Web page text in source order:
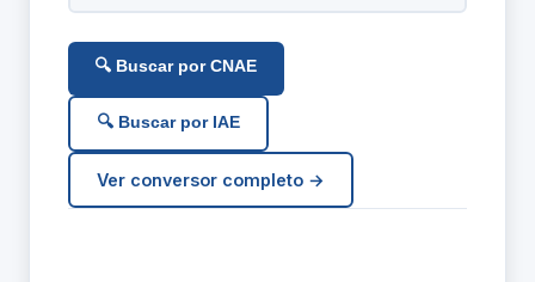
🔍 Buscar por CNAE
🔍 Buscar por IAE
Ver conversor completo →